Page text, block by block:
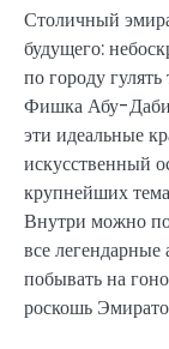
Столичный
будущего:
по городу
Фишка Абу-Даби
эти идеальные
искусственный
крупнейших
Внутри можно
все
побывать на
роскошь